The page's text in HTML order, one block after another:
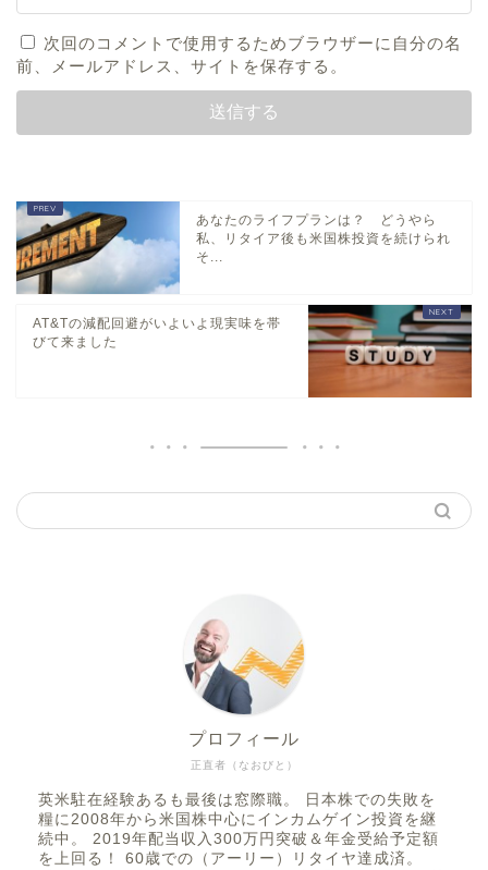
次回のコメントで使用するためブラウザーに自分の名
前、メールアドレス、サイトを保存する。
あなたのライフプランは？ どうやら
私、リタイア後も米国株投資を続けられ
そ...
AT&Tの減配回避がいよいよ現実味を帯
びて来ました
正直者（なおびと）
プロフィール
英米駐在経験あるも最後は窓際職。 日本株での失敗を
糧に2008年から米国株中心にインカムゲイン投資を継
続中。 2019年配当収入300万円突破＆年金受給予定額
を上回る！ 60歳での（アーリー）リタイヤ達成済。